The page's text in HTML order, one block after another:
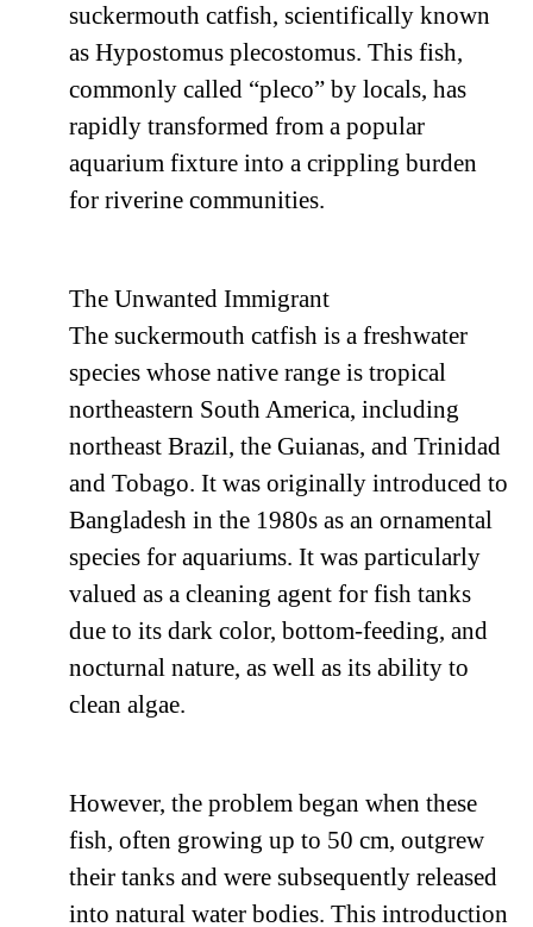
suckermouth catfish, scientifically known
as Hypostomus plecostomus. This fish,
commonly called “pleco” by locals, has
rapidly transformed from a popular
aquarium fixture into a crippling burden
for riverine communities.
The Unwanted Immigrant
The suckermouth catfish is a freshwater
species whose native range is tropical
northeastern South America, including
northeast Brazil, the Guianas, and Trinidad
and Tobago. It was originally introduced to
Bangladesh in the 1980s as an ornamental
species for aquariums. It was particularly
valued as a cleaning agent for fish tanks
due to its dark color, bottom-feeding, and
nocturnal nature, as well as its ability to
clean algae.
However, the problem began when these
fish, often growing up to 50 cm, outgrew
their tanks and were subsequently released
into natural water bodies. This introduction